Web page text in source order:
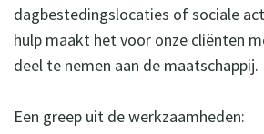
dagbestedingslocaties of sociale
hulp maakt het voor onze cliënten
deel te nemen aan de maatschappij.
Een greep uit de werkzaamheden: